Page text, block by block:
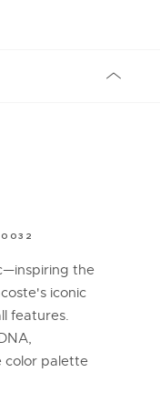
the
iconic
features.
color palette